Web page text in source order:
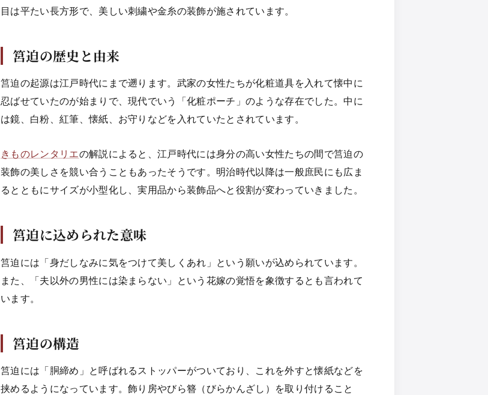
目は平たい長方形で、美しい刺繍や金糸の装飾が施されています。
筥迫の歴史と由来
筥迫の起源は江戸時代にまで遡ります。武家の女性たちが化粧道具を入れて懐中に
忍ばせていたのが始まりで、現代でいう「化粧ポーチ」のような存在でした。中に
は鏡、白粉、紅筆、懐紙、お守りなどを入れていたとされています。
きものレンタリエの解説によると、江戸時代には身分の高い女性たちの間で筥迫の
装飾の美しさを競い合うこともあったそうです。明治時代以降は一般庶民にも広ま
るとともにサイズが小型化し、実用品から装飾品へと役割が変わっていきました。
筥迫に込められた意味
筥迫には「身だしなみに気をつけて美しくあれ」という願いが込められています。
また、「夫以外の男性には染まらない」という花嫁の覚悟を象徴するとも言われて
います。
筥迫の構造
筥迫には「胴締め」と呼ばれるストッパーがついており、これを外すと懐紙などを
挟めるようになっています。飾り房やびら簪（びらかんざし）を取り付けること